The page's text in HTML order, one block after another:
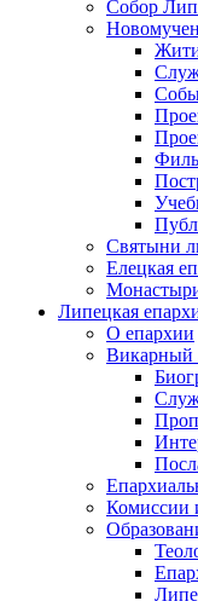
Собор
Святыни
Елецкая
Липецкая
О епархии
Викарный
Комиссии